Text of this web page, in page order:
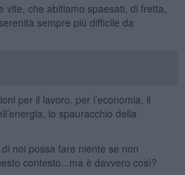
vite, che abitiamo spaesati, di fretta,
sempre più difficile da
per il lavoro, per l’economia, il
lo spauracchio della
noi possa fare niente se non
contesto...ma è davvero così?